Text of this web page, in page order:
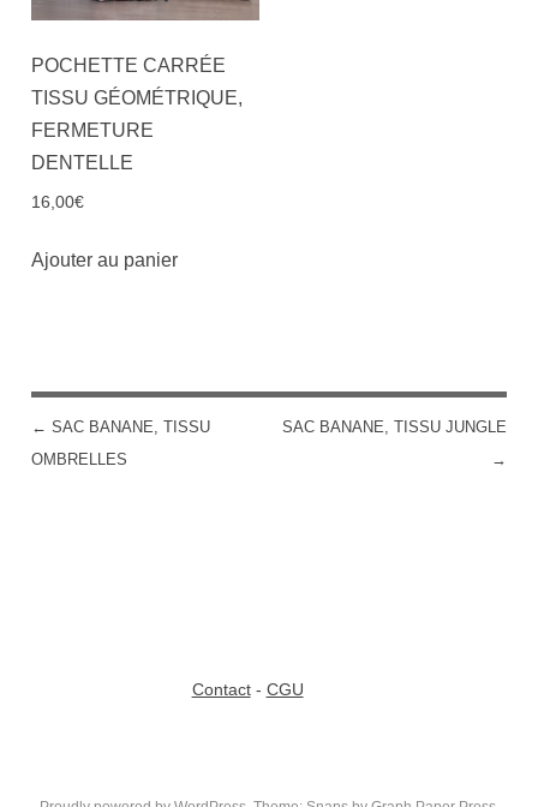
POCHETTE CARRÉE
TISSU GÉOMÉTRIQUE,
FERMETURE
DENTELLE
16,00€
Ajouter au panier
POST NAVIGATION
← SAC BANANE, TISSU
OMBRELLES
SAC BANANE, TISSU JUNGLE
→
Contact- CGU